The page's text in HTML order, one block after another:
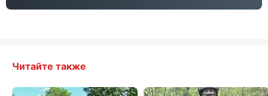
Читайте также